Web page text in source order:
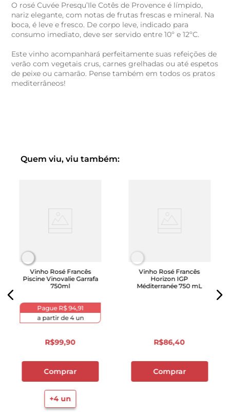
O rosé Cuvée Presqu’Ile Cotês de Provence é límpido,
nariz elegante, com notas de frutas frescas e mineral. Na
boca, é leve e fresco. De corpo leve, indicado para
consumo imediato, deve ser servido entre 10º e 12ºC.
Este vinho acompanhará perfeitamente suas refeições de
verão com vegetais crus, carnes grelhadas ou até espetos
de peixe ou camarão. Pense também em todos os pratos
mediterrâneos!
Quem viu, viu também:
Vinho Rosé Francês
Piscine Vinovalie Garrafa
750ml
Pague R$ 94,91
a partir de4un
R$99,90
Comprar
+4un
Vinho Rosé Francês
Horizon IGP
Méditerranée 750 mL
R$86,40
Comprar